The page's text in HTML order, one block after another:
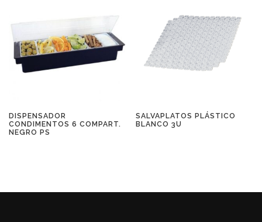
DISPENSADOR
CONDIMENTOS 6 COMPART.
NEGRO PS
SALVAPLATOS PLÁSTICO
BLANCO 3U